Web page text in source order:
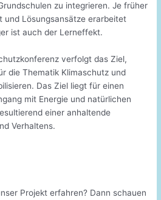
zu integrieren. Je früher
und Lösungsansätze erarbeitet
ist auch der Lerneffekt.
verfolgt das Ziel,
die Thematik Klimaschutz und
Das Ziel liegt für einen
mit Energie und natürlichen
einer anhaltende
Verhaltens.
Projekt erfahren? Dann schauen